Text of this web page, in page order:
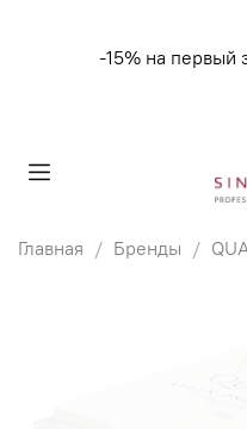
-15% на первый
Главная Бренды